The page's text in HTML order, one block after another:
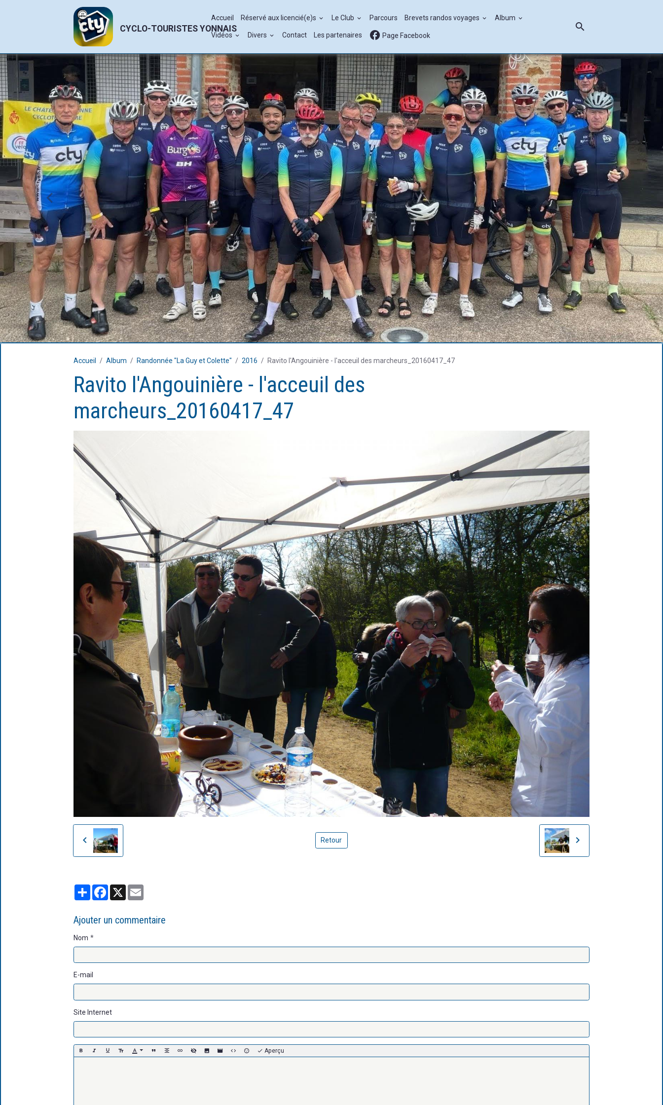
CYCLO-TOURISTES YONNAIS
Accueil Réservé aux licencié(e)s Le Club Parcours Brevets randos voyages Album
Vidéos Divers Contact Les partenaires Page Facebook
Accueil Album Randonnée "La Guy et Colette" 2016 Ravito l'Angouinière - l'acceuil des marcheurs_20160417_47
Ravito l'Angouinière - l'acceuil des
marcheurs_20160417_47
Retour
PartagerFacebook
X
Ajouter un commentaire
Nom
E-mail
Site Internet
Aperçu